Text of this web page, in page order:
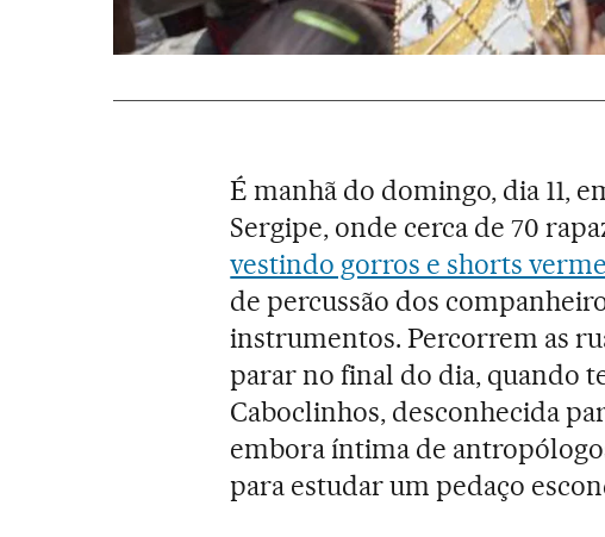
É manhã do domingo, dia 11,
Sergipe, onde cerca de 70
vestindo gorros e shorts
de percussão dos
instrumentos. Percorrem as
parar no final do dia, quando
Caboclinhos, desconhecida
embora íntima de
para estudar um pedaço